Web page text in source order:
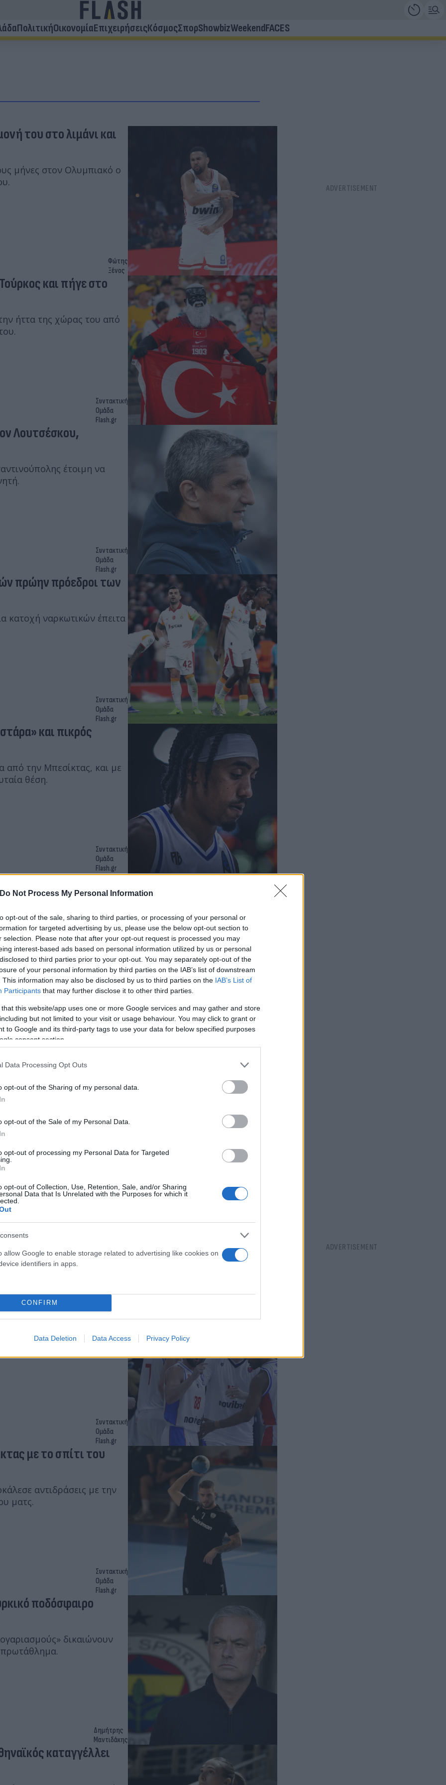
Do Not Process My Personal Information
opt-out of the sale, sharing to third parties, or processing of your personal or
for targeted advertising by us, please use the below opt-out section to
selection. Please note that after your opt-out request is processed you may
interest-based ads based on personal information utilized by us or personal
to third parties prior to your opt-out. You may separately opt-out of the
of your personal information by third parties on the IAB’s list of downstream
This information may also be disclosed by us to third parties on the IAB’s List of
Participants that may further disclose it to other third parties.
that this website/app uses one or more Google services and may gather and store
but not limited to your visit or usage behaviour. You may click to grant or
to Google and its third-party tags to use your data for below specified purposes
consent section.
Data Processing Opt Outs
opt-out of the Sharing of my personal data.
opt-out of the Sale of my Personal Data.
opt-out of processing my Personal Data for Targeted
opt-out of Collection, Use, Retention, Sale, and/or Sharing
Data that Is Unrelated with the Purposes for which it
allow Google to enable storage related to advertising like cookies on
identifiers in apps.
CONFIRM
Data Deletion Data Access Privacy Policy
ΠολιτικήΟικονομίαΕπιχειρήσειςΚόσμοςΣπορShowbizWeekendFACES
του στο λιμάνι και
μήνες στον Ολυμπιακό ο
Φώτης
Ξένος
και πήγε στο
ήττα της χώρας του από
Συντακτική
Ομάδα
Flash.gr
Λουτσέσκου,
έτοιμη να
Συντακτική
Ομάδα
Flash.gr
πρώην πρόεδροι των
κατοχή ναρκωτικών έπειτα
Συντακτική
Ομάδα
Flash.gr
και πικρός
από την Μπεσίκτας, και με
θέση.
Συντακτική
Ομάδα
Flash.gr
και πιέζει τη
Λίβερπουλ για να
μεταγραφική περίοδος.
Ομάδα
Flash.gr
Ντεσπότοφ σύμφωνα
Μπεσίκτας - Τι θέλει ο
Flash.gr
φίλων της
και σκέφτεται να
Συντακτική
Ομάδα
Flash.gr
με το σπίτι του
αντιδράσεις με την
ματς.
Συντακτική
Ομάδα
Flash.gr
ποδόσφαιρο
δικαιώνουν
πρωτάθλημα.
Δημήτρης
Μαντιδάκης
καταγγέλλει